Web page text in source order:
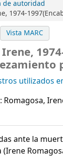
de autoridad
1974-
Vista MARC
utilizados
Romagosa,
ante la
(Irene